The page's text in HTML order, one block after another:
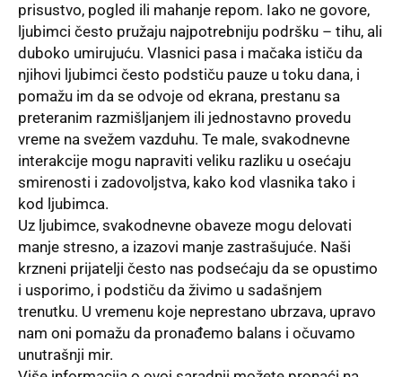
prisustvo, pogled ili mahanje repom. Iako ne govore,
ljubimci često pružaju najpotrebniju podršku – tihu, ali
duboko umirujuću. Vlasnici pasa i mačaka ističu da
njihovi ljubimci često podstiču pauze u toku dana, i
pomažu im da se odvoje od ekrana, prestanu sa
preteranim razmišljanjem ili jednostavno provedu
vreme na svežem vazduhu. Te male, svakodnevne
interakcije mogu napraviti veliku razliku u osećaju
smirenosti i zadovoljstva, kako kod vlasnika tako i
kod ljubimca.
Uz ljubimce, svakodnevne obaveze mogu delovati
manje stresno, a izazovi manje zastrašujuće. Naši
krzneni prijatelji često nas podsećaju da se opustimo
i usporimo, i podstiču da živimo u sadašnjem
trenutku. U vremenu koje neprestano ubrzava, upravo
nam oni pomažu da pronađemo balans i očuvamo
unutrašnji mir.